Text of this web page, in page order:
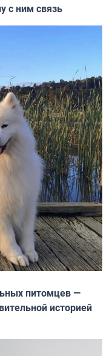
с ним связь
питомцев —
историей